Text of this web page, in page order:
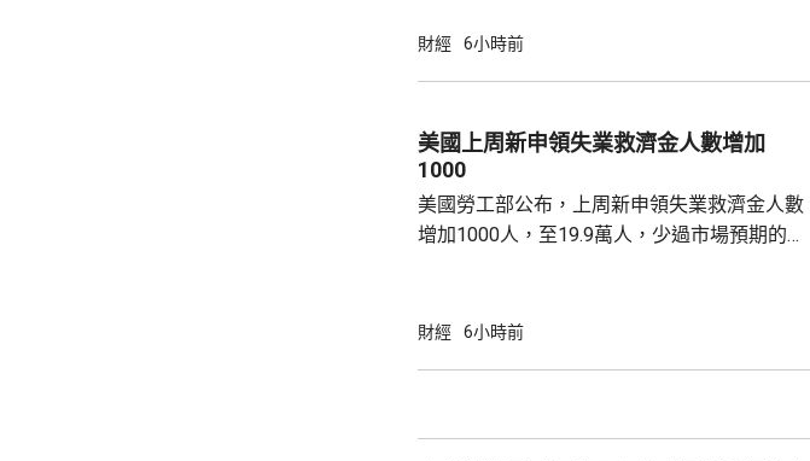
開發行新股4040多萬股，擬發行數量佔發行後
戰略配售數量約為809萬股。發行完成後，宇
樹科技總股本...
財經 6小時前
美國上周新申領失業救濟金人數增加
1000
美國勞工部公布，上周新申領失業救濟金人數
增加1000人，至19.9萬人，少過市場預期的
19.8萬。
財經 6小時前